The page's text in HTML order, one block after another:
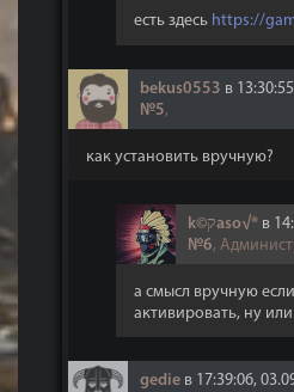
есть здесь https://
bekus0553 в
№5,
как установить вручную?
k©קaso√® в
№6,
а смысл вручную
активировать, ну
gedie в 17:39:06,